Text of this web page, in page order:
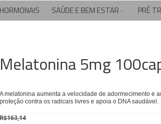
SAÚDE E BEM ESTAR PRÉ
Melatonina 5mg
A melatonina aumenta a velocidade de adormecimento e
proteção contra os radicais livres e apoia o DNA saudável.